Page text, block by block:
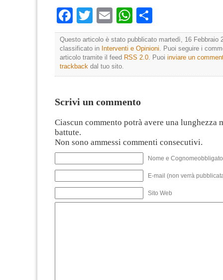
Facebook
Twitter
EmailWhatsApp
Questo articolo è stato pubblicato martedì, 16 Febbraio
classificato in Interventi e Opinioni . Puoi seguire i
articolo tramite il feed RSS 2.0 . Puoi inviare un
trackback dal tuo sito.
Scrivi un commento
Ciascun commento potrà avere una lunghezza
battute.
Non sono ammessi commenti consecutivi.
Nome e
E-mail (non verrà
Sito Web